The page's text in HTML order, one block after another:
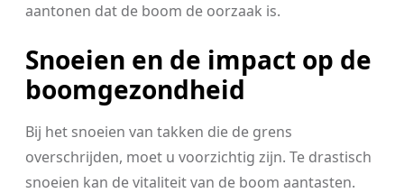
aantonen dat de boom de oorzaak is.
Snoeien en de impact op de
boomgezondheid
Bij het snoeien van takken die de grens
overschrijden, moet u voorzichtig zijn. Te drastisch
snoeien kan de vitaliteit van de boom aantasten.